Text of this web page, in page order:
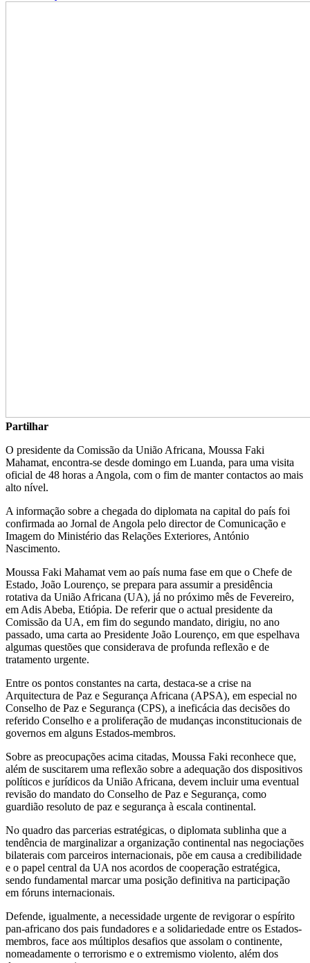
Partilhar
O presidente da Comissão da União Africana, Moussa Faki
Mahamat, encontra-se desde domingo em Luanda, para uma visita
oficial de 48 horas a Angola, com o fim de manter contactos ao mais
alto nível.
A informação sobre a chegada do diplomata na capital do país foi
confirmada ao Jornal de Angola pelo director de Comunicação e
Imagem do Ministério das Relações Exteriores, António
Nascimento.
Moussa Faki Mahamat vem ao país numa fase em que o Chefe de
Estado, João Lourenço, se prepara para assumir a presidência
rotativa da União Africana (UA), já no próximo mês de Fevereiro,
em Adis Abeba, Etiópia. De referir que o actual presidente da
Comissão da UA, em fim do segundo mandato, dirigiu, no ano
passado, uma carta ao Presidente João Lourenço, em que espelhava
algumas questões que considerava de profunda reflexão e de
tratamento urgente.
Entre os pontos constantes na carta, destaca-se a crise na
Arquitectura de Paz e Segurança Africana (APSA), em especial no
Conselho de Paz e Segurança (CPS), a ineficácia das decisões do
referido Conselho e a proliferação de mudanças inconstitucionais de
governos em alguns Estados-membros.
Sobre as preocupações acima citadas, Moussa Faki reconhece que,
além de suscitarem uma reflexão sobre a adequação dos dispositivos
políticos e jurídicos da União Africana, devem incluir uma eventual
revisão do mandato do Conselho de Paz e Segurança, como
guardião resoluto de paz e segurança à escala continental.
No quadro das parcerias estratégicas, o diplomata sublinha que a
tendência de marginalizar a organização continental nas negociações
bilaterais com parceiros internacionais, põe em causa a credibilidade
e o papel central da UA nos acordos de cooperação estratégica,
sendo fundamental marcar uma posição definitiva na participação
em fóruns internacionais.
Defende, igualmente, a necessidade urgente de revigorar o espírito
pan-africano dos pais fundadores e a solidariedade entre os Estados-
membros, face aos múltiplos desafios que assolam o continente,
nomeadamente o terrorismo e o extremismo violento, além dos